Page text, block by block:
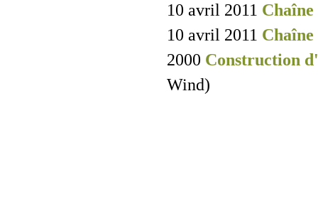
10 avril 2011
10 avril 2011
2000 Construction
Wind)